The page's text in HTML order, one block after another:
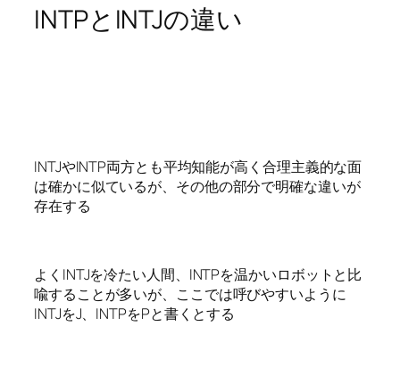
INTPとINTJの違い
INTJやINTP両方とも平均知能が高く合理主義的な面
は確かに似ているが、その他の部分で明確な違いが
存在する
よくINTJを冷たい人間、INTPを温かいロボットと比
喩することが多いが、ここでは呼びやすいように
INTJをJ、INTPをPと書くとする